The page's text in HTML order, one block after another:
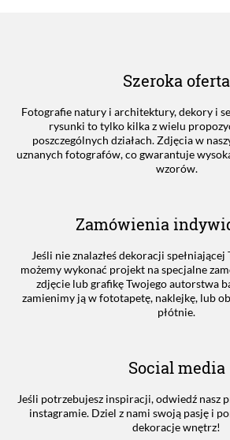
Szeroka oferta
Fotografie natury i architektury, dekory i
rysunki to tylko kilka z wielu
poszczególnych działach. Zdjęcia w
uznanych fotografów, co gwarantuje
wzorów.
Zamówienia
Jeśli nie znalazłeś dekoracji
możemy wykonać projekt na specjalne
zdjęcie lub grafikę Twojego autorstwa
zamienimy ją w fototapetę, naklejkę, lub
płótnie.
Social media
Jeśli potrzebujesz inspiracji, odwiedź nasz
instagramie. Dziel z nami swoją pasję i
dekoracje wnętrz!